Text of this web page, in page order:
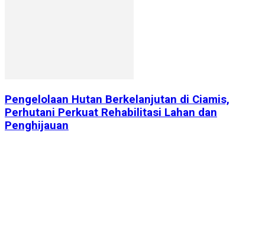
Pengelolaan Hutan Berkelanjutan di Ciamis,
Perhutani Perkuat Rehabilitasi Lahan dan
Penghijauan